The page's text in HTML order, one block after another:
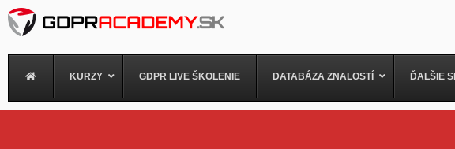
Preskočiť
na
obsah
KURZY GDPR LIVE ŠKOLENIE DATABÁZA ZNALOSTÍ ĎALŠIE